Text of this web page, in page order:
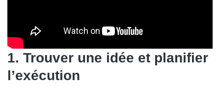
1. Trouver une idée et planifier
l’exécution